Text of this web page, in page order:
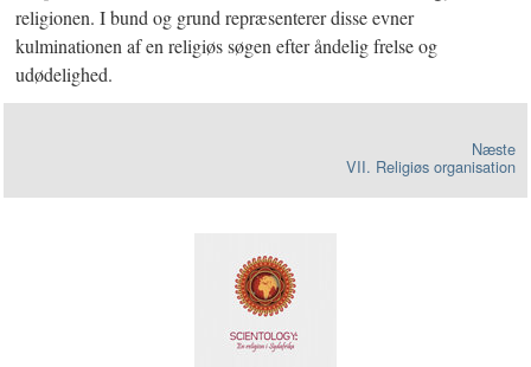
religionen. I bund og grund repræsenterer disse evner
kulminationen af en religiøs søgen efter åndelig frelse og
udødelighed.
Næste
VII. Religiøs organisation